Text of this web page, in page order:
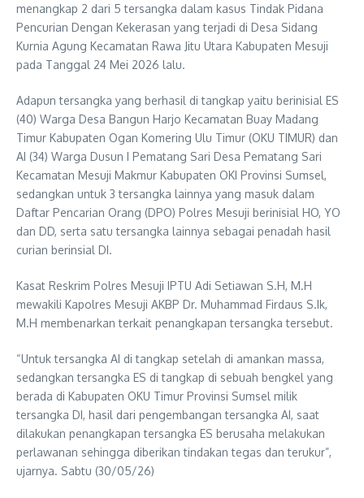
menangkap 2 dari 5 tersangka dalam kasus Tindak Pidana
Pencurian Dengan Kekerasan yang terjadi di Desa Sidang
Kurnia Agung Kecamatan Rawa Jitu Utara Kabupaten Mesuji
pada Tanggal 24 Mei 2026 lalu.
Adapun tersangka yang berhasil di tangkap yaitu berinisial ES
(40) Warga Desa Bangun Harjo Kecamatan Buay Madang
Timur Kabupaten Ogan Komering Ulu Timur (OKU TIMUR) dan
AI (34) Warga Dusun I Pematang Sari Desa Pematang Sari
Kecamatan Mesuji Makmur Kabupaten OKI Provinsi Sumsel,
sedangkan untuk 3 tersangka lainnya yang masuk dalam
Daftar Pencarian Orang (DPO) Polres Mesuji berinisial HO, YO
dan DD, serta satu tersangka lainnya sebagai penadah hasil
curian berinsial DI.
Kasat Reskrim Polres Mesuji IPTU Adi Setiawan S.H, M.H
mewakili Kapolres Mesuji AKBP Dr. Muhammad Firdaus S.Ik,
M.H membenarkan terkait penangkapan tersangka tersebut.
“Untuk tersangka AI di tangkap setelah di amankan massa,
sedangkan tersangka ES di tangkap di sebuah bengkel yang
berada di Kabupaten OKU Timur Provinsi Sumsel milik
tersangka DI, hasil dari pengembangan tersangka AI, saat
dilakukan penangkapan tersangka ES berusaha melakukan
perlawanan sehingga diberikan tindakan tegas dan terukur”,
ujarnya. Sabtu (30/05/26)